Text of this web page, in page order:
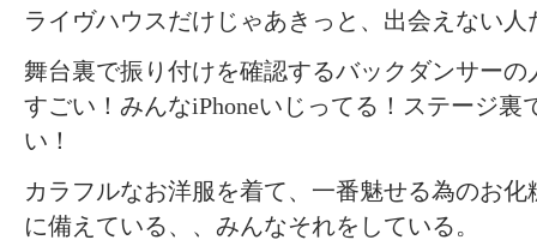
ライヴハウスだけじゃあきっと、出会えない人
舞台裏で振り付けを確認するバックダンサーの
すごい！みんなiPhoneいじってる！ステージ裏
い！
カラフルなお洋服を着て、一番魅せる為のお
に備えている、、みんなそれをしている。